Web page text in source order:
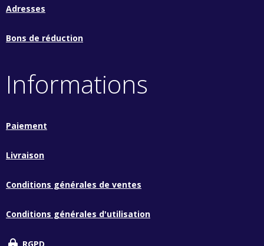
Adresses
Bons de réduction
Informations
Paiement
Livraison
Conditions générales de ventes
Conditions générales d'utilisation